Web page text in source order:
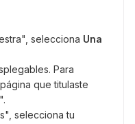
selecciona Una
Para
que titulaste
selecciona tu